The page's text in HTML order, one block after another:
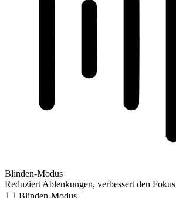
Blinden-Modus
Reduziert Ablenkungen, verbessert den Fokus
Blinden-Modus